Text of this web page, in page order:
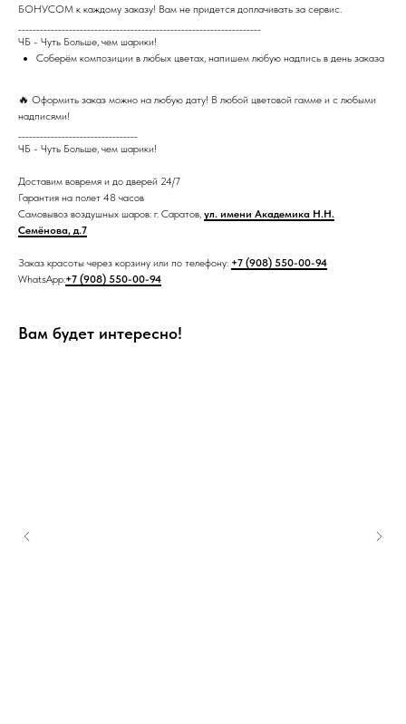
БОНУСОМ к каждому заказу! Вам не придется доплачивать за сервис.
ЧБ - Чуть Больше, чем шарики!
Соберём композиции в любых цветах, напишем любую надпись в день заказа
🔥 Оформить заказ можно на любую дату! В любой цветовой гамме и с любыми
надписями!
ЧБ - Чуть Больше, чем шарики!
Доставим вовремя и до дверей 24/7
Гарантия на полет 48 часов
Самовывоз воздушных шаров: г. Саратов, ул. имени Академика Н.Н.
Семёнова, д.7
Заказ красоты через корзину или по телефону: +7 (908) 550-00-94
WhatsApp:+7 (908) 550-00-94
Вам будет интересно!